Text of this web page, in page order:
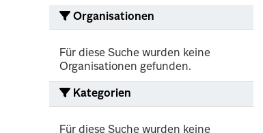
Organisationen
Für diese Suche wurden keine
Organisationen gefunden.
Kategorien
Für diese Suche wurden keine